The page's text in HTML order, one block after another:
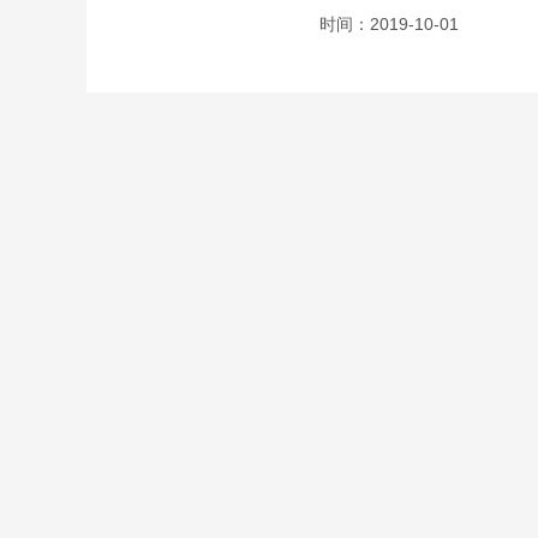
活动呢？很多玩家都不知道
时间：2019-10-01